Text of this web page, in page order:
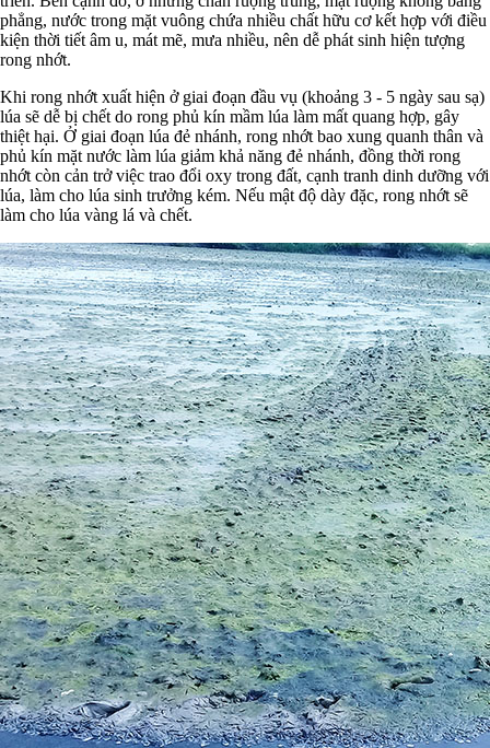
phẳng, nước trong mặt vuông chứa nhiều chất hữu cơ kết hợp với điều
kiện thời tiết âm u, mát mẽ, mưa nhiều, nên dễ phát sinh hiện tượng
rong nhớt.
Khi rong nhớt xuất hiện ở giai đoạn đầu vụ (khoảng 3 - 5 ngày sau sạ)
lúa sẽ dễ bị chết do rong phủ kín mầm lúa làm mất quang hợp, gây
thiệt hại. Ở giai đoạn lúa đẻ nhánh, rong nhớt bao xung quanh thân và
phủ kín mặt nước làm lúa giảm khả năng đẻ nhánh, đồng thời rong
nhớt còn cản trở việc trao đổi oxy trong đất, cạnh tranh dinh dưỡng với
lúa, làm cho lúa sinh trưởng kém. Nếu mật độ dày đặc, rong nhớt sẽ
làm cho lúa vàng lá và chết.